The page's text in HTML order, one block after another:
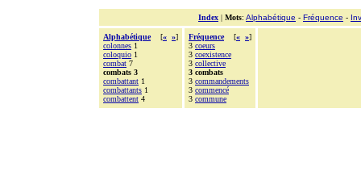
Index | Mots: Alphabétique - Fréquence -
Alphabétique [« »]
colonnes 1
coloquio 1
combat 7
combats 3
combattant 1
combattants 1
combattent 4
Fréquence [« »]
3 coeurs
3 coexistence
3 collective
3 combats
3 commandements
3 commencé
3 commune